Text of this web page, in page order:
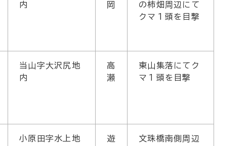
内
岡
の柿畑周辺にて
クマ１頭を目撃
当山字大沢尻地
内
高
瀬
東山集落にてク
マ１頭を目撃
小原田字水上地
遊
文珠橋南側周辺